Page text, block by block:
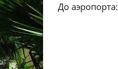
До аэропорта: